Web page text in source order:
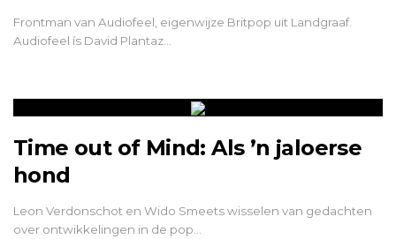
Frontman van Audiofeel, eigenwijze Britpop uit Landgraaf.
Audiofeel ís David Plantaz…
Time out of Mind: Als ’n jaloerse
hond
Leon Verdonschot en Wido Smeets wisselen van gedachten
over ontwikkelingen in de pop…